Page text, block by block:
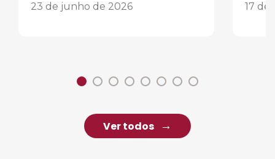
23 de junho de 2026 17 de
Ver todos